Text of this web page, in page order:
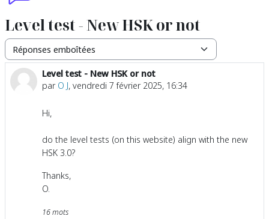
Level test - New HSK or not
Type d’affichage
Level test - New HSK or not
par O J, vendredi 7 février 2025, 16:34
Nombre de réponses : 1
Hi,
do the level tests (on this website) align with the new
HSK 3.0?
Thanks,
O.
16 mots